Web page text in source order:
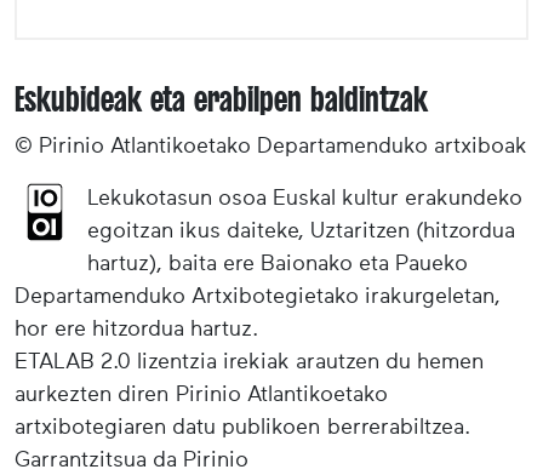
Eskubideak eta erabilpen baldintzak
© Pirinio Atlantikoetako Departamenduko artxiboak
Lekukotasun osoa Euskal kultur erakundeko
egoitzan ikus daiteke, Uztaritzen (hitzordua
hartuz), baita ere Baionako eta Paueko
Departamenduko Artxibotegietako irakurgeletan,
hor ere hitzordua hartuz.
ETALAB 2.0 lizentzia irekiak arautzen du hemen
aurkezten diren Pirinio Atlantikoetako
artxibotegiaren datu publikoen berrerabiltzea.
Garrantzitsua da Pirinio